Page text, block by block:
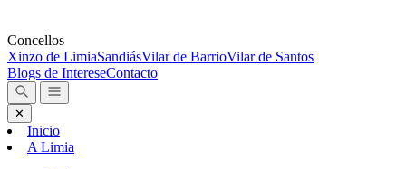
Concellos
Xinzo de LimiaSandiásVilar de BarrioVilar de Santos
Blogs de IntereseContacto
✕
Inicio
A Limia